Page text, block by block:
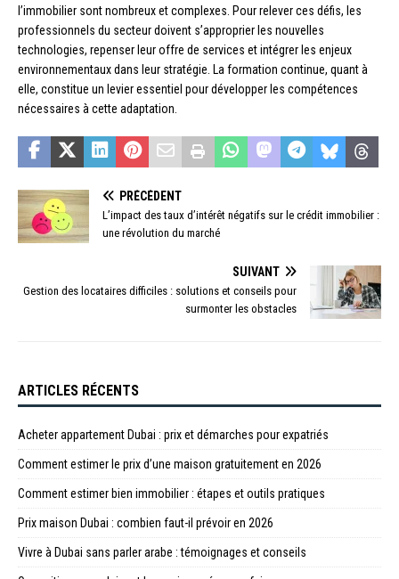
l’immobilier sont nombreux et complexes. Pour relever ces défis, les
professionnels du secteur doivent s’approprier les nouvelles
technologies, repenser leur offre de services et intégrer les enjeux
environnementaux dans leur stratégie. La formation continue, quant à
elle, constitue un levier essentiel pour développer les compétences
nécessaires à cette adaptation.
PRÉCÉDENT
L’impact des taux d’intérêt négatifs sur le crédit immobilier :
une révolution du marché
SUIVANT
Gestion des locataires difficiles : solutions et conseils pour
surmonter les obstacles
ARTICLES RÉCENTS
Acheter appartement Dubai : prix et démarches pour expatriés
Comment estimer le prix d’une maison gratuitement en 2026
Comment estimer bien immobilier : étapes et outils pratiques
Prix maison Dubai : combien faut-il prévoir en 2026
Vivre à Dubai sans parler arabe : témoignages et conseils